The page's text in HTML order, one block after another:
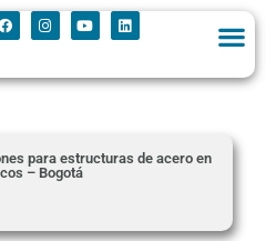
para estructuras de acero en
– Bogotá